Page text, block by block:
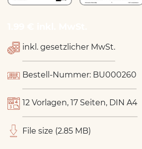
inkl. gesetzlicher MwSt.
Bestell-Nummer: BU000260
12 Vorlagen, 17 Seiten, DIN A4
File size (2.85 MB)